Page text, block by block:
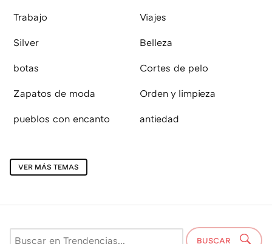
Trabajo Viajes
Silver Belleza
botas Cortes de pelo
Zapatos de moda Orden y limpieza
pueblos con encanto antiedad
VER MÁS TEMAS
BUSCAR